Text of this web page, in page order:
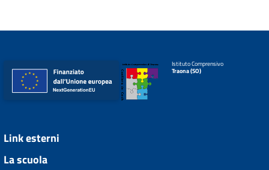
Istituto Comprensivo
Traona (SO)
Link esterni
La scuola